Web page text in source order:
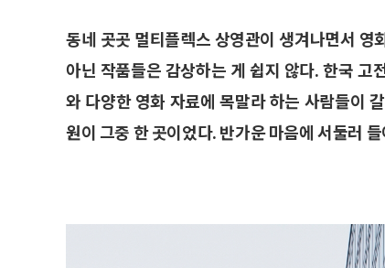
동네 곳곳 멀티플렉스 상영관이 생겨나면서
아닌 작품들은 감상하는 게 쉽지 않다. 한국 고
와 다양한 영화 자료에 목말라 하는 사람들이
원이 그중 한 곳이었다. 반가운 마음에 서둘러